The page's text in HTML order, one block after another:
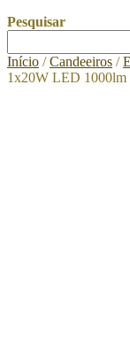
Pesquisar
Início /Candeeiros /
1x20W LED 1000lm